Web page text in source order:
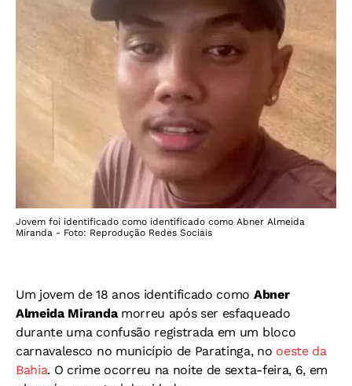
Jovem foi identificado como identificado como Abner Almeida
Miranda - Foto: Reprodução Redes Sociais
Um jovem de 18 anos identificado como Abner
Almeida Mirandamorreu após ser esfaqueado
durante uma confusão registrada em um bloco
carnavalesco no município de Paratinga, no oeste da
Bahia. O crime ocorreu na noite de sexta-feira, 6, em